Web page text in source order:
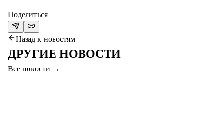
Поделиться
Назад к новостям
ДРУГИЕ НОВОСТИ
Все новости →